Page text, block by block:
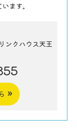
ます。
ンクハウス天王